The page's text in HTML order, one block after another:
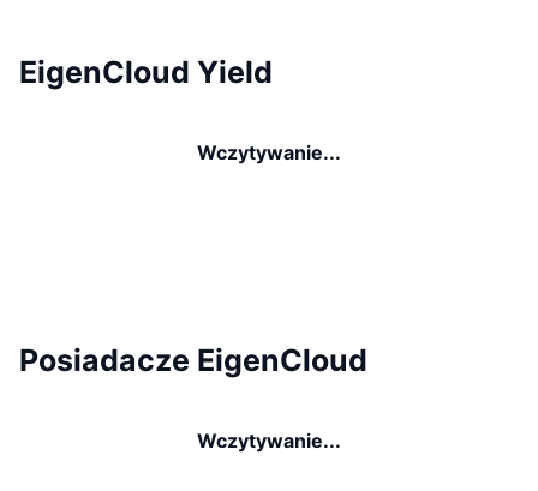
EigenCloud Yield
Wczytywanie...
Posiadacze EigenCloud
Wczytywanie...